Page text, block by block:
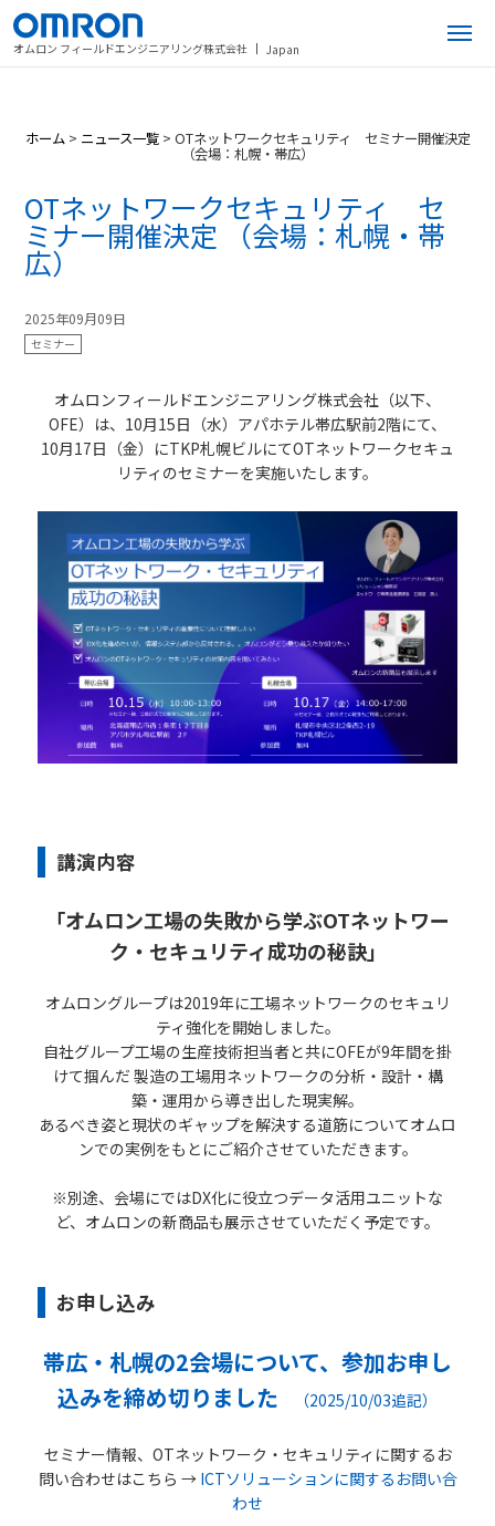
オムロン フィールドエンジニアリング株式会社 Japan
ホーム > ニュース一覧 > OTネットワークセキュリティ セミナー開催決定
（会場：札幌・帯広）
OTネットワークセキュリティ セ
ミナー開催決定 （会場：札幌・帯
広）
2025年09月09日
セミナー
オムロンフィールドエンジニアリング株式会社（以下、
OFE）は、10月15日（水）アパホテル帯広駅前2階にて、
10月17日（金）にTKP札幌ビルにてOTネットワークセキュ
リティのセミナーを実施いたします。
講演内容
「オムロン工場の失敗から学ぶOTネットワー
ク・セキュリティ成功の秘訣」
オムロングループは2019年に工場ネットワークのセキュリ
ティ強化を開始しました。
自社グループ工場の生産技術担当者と共にOFEが9年間を掛
けて掴んだ 製造の工場用ネットワークの分析・設計・構
築・運用から導き出した現実解。
あるべき姿と現状のギャップを解決する道筋についてオムロ
ンでの実例をもとにご紹介させていただきます。
※別途、会場にではDX化に役立つデータ活用ユニットな
ど、オムロンの新商品も展示させていただく予定です。
お申し込み
帯広・札幌の2会場について、参加お申し
込みを締め切りました （2025/10/03追記）
セミナー情報、OTネットワーク・セキュリティに関するお
問い合わせはこちら → ICTソリューションに関するお問い合
わせ